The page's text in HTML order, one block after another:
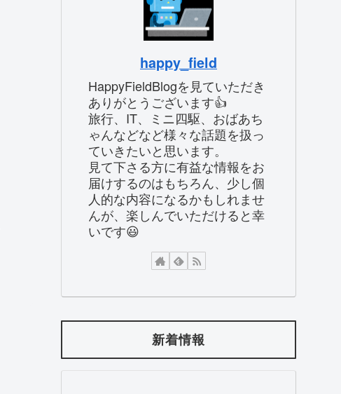
happy_field
HappyFieldBlogを見ていただき
ありがとうございます👍
旅行、IT、ミニ四駆、おばあち
ゃんなどなど様々な話題を扱っ
ていきたいと思います。
見て下さる方に有益な情報をお
届けするのはもちろん、少し個
人的な内容になるかもしれませ
んが、楽しんでいただけると幸
いです😃
新着情報